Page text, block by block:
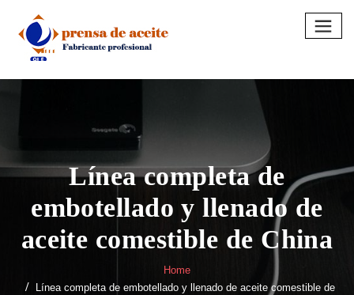
content
Línea completa de
embotellado y llenado de
aceite comestible de China
Home
Línea completa de embotellado y llenado de aceite comestible de